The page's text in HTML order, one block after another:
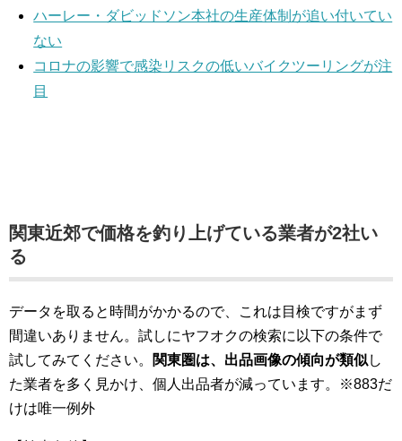
ハーレー・ダビッドソン本社の生産体制が追い付いてい
ない
コロナの影響で感染リスクの低いバイクツーリングが注
目
関東近郊で価格を釣り上げている業者が2社い
る
データを取ると時間がかかるので、これは目検ですがまず
間違いありません。試しにヤフオクの検索に以下の条件で
試してみてください。
関東圏は、出品画像の傾向が類似し
た業者を多く見かけ、個人出品者が減っています。※883だ
けは唯一例外